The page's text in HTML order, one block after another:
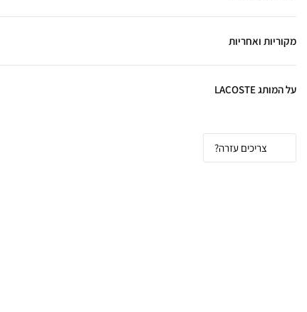
מקוריות ואחריות
על המותג LACOSTE
צריכים עזרה?